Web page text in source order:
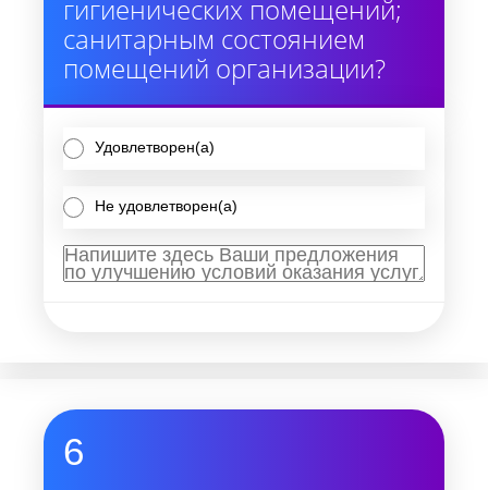
гигиенических помещений;
санитарным состоянием
помещений организации?
Удовлетворен(а)
Не удовлетворен(а)
6